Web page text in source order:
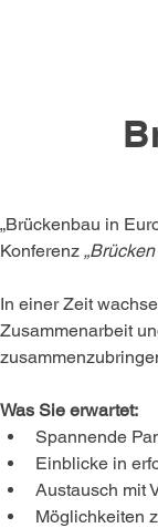
„Brückenbau in
Konferenz
In einer Zeit
Zusammenarbeit
Was Sie erwartet:
Spannende
Einblicke in
Austausch mit
Möglichkeiten